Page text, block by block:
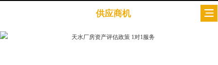
供应商机